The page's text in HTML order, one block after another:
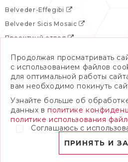
Belveder-Effegibi
Belveder Sicis Mosaic
Проектный отдел
© 2026 Бельведер
ПОЛНАЯ
Продолжая просматривать
с использованием файлов
для оптимальной работы
вам необходимо покинуть
Узнайте больше об
данных вполитике
политике использования
Соглашаюсь с
ПРИНЯТЬ И